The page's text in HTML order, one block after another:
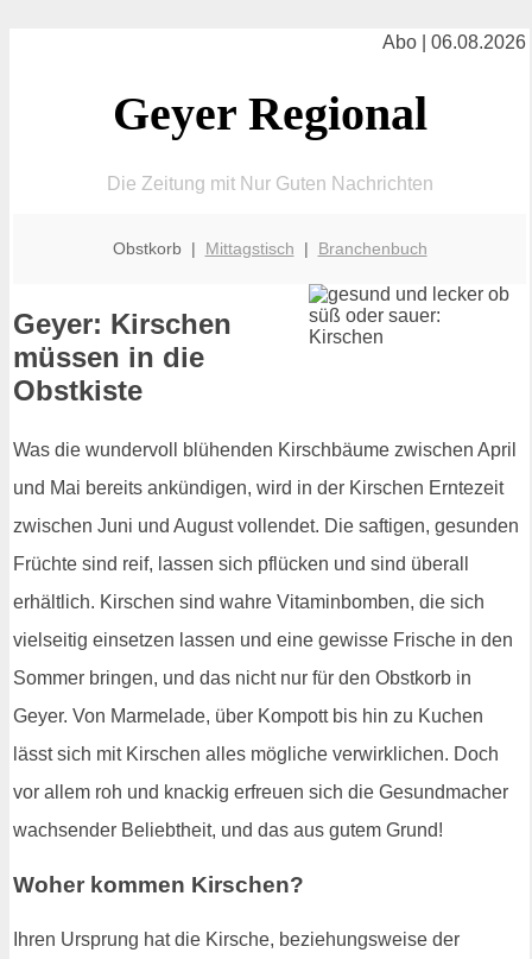
Abo | 06.08.2026
Geyer Regional
Die Zeitung mit Nur Guten Nachrichten
Obstkorb | Mittagstisch | Branchenbuch
Geyer: Kirschen
müssen in die
Obstkiste
Was die wundervoll blühenden Kirschbäume zwischen April
und Mai bereits ankündigen, wird in der Kirschen Erntezeit
zwischen Juni und August vollendet. Die saftigen, gesunden
Früchte sind reif, lassen sich pflücken und sind überall
erhältlich. Kirschen sind wahre Vitaminbomben, die sich
vielseitig einsetzen lassen und eine gewisse Frische in den
Sommer bringen, und das nicht nur für den Obstkorb in
Geyer. Von Marmelade, über Kompott bis hin zu Kuchen
lässt sich mit Kirschen alles mögliche verwirklichen. Doch
vor allem roh und knackig erfreuen sich die Gesundmacher
wachsender Beliebtheit, und das aus gutem Grund!
Woher kommen Kirschen?
Ihren Ursprung hat die Kirsche, beziehungsweise der